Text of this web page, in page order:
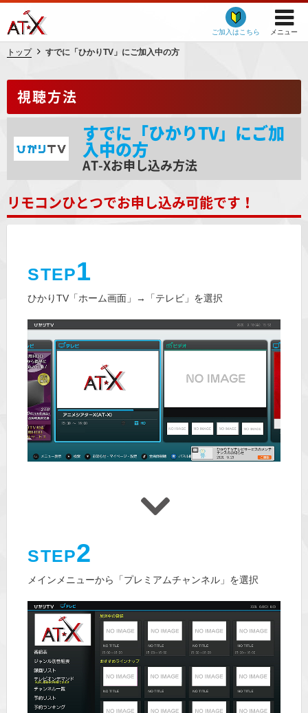
ご加入はこちら メニュー
トップ すでに「ひかりTV」にご加入中の方
視聴方法
すでに「ひかりTV」にご加
入中の方
AT-Xお申し込み方法
リモコンひとつでお申し込み可能です！
STEP1
ひかりTV「ホーム画面」→「テレビ」を選択
STEP2
メインメニューから「プレミアムチャンネル」を選択